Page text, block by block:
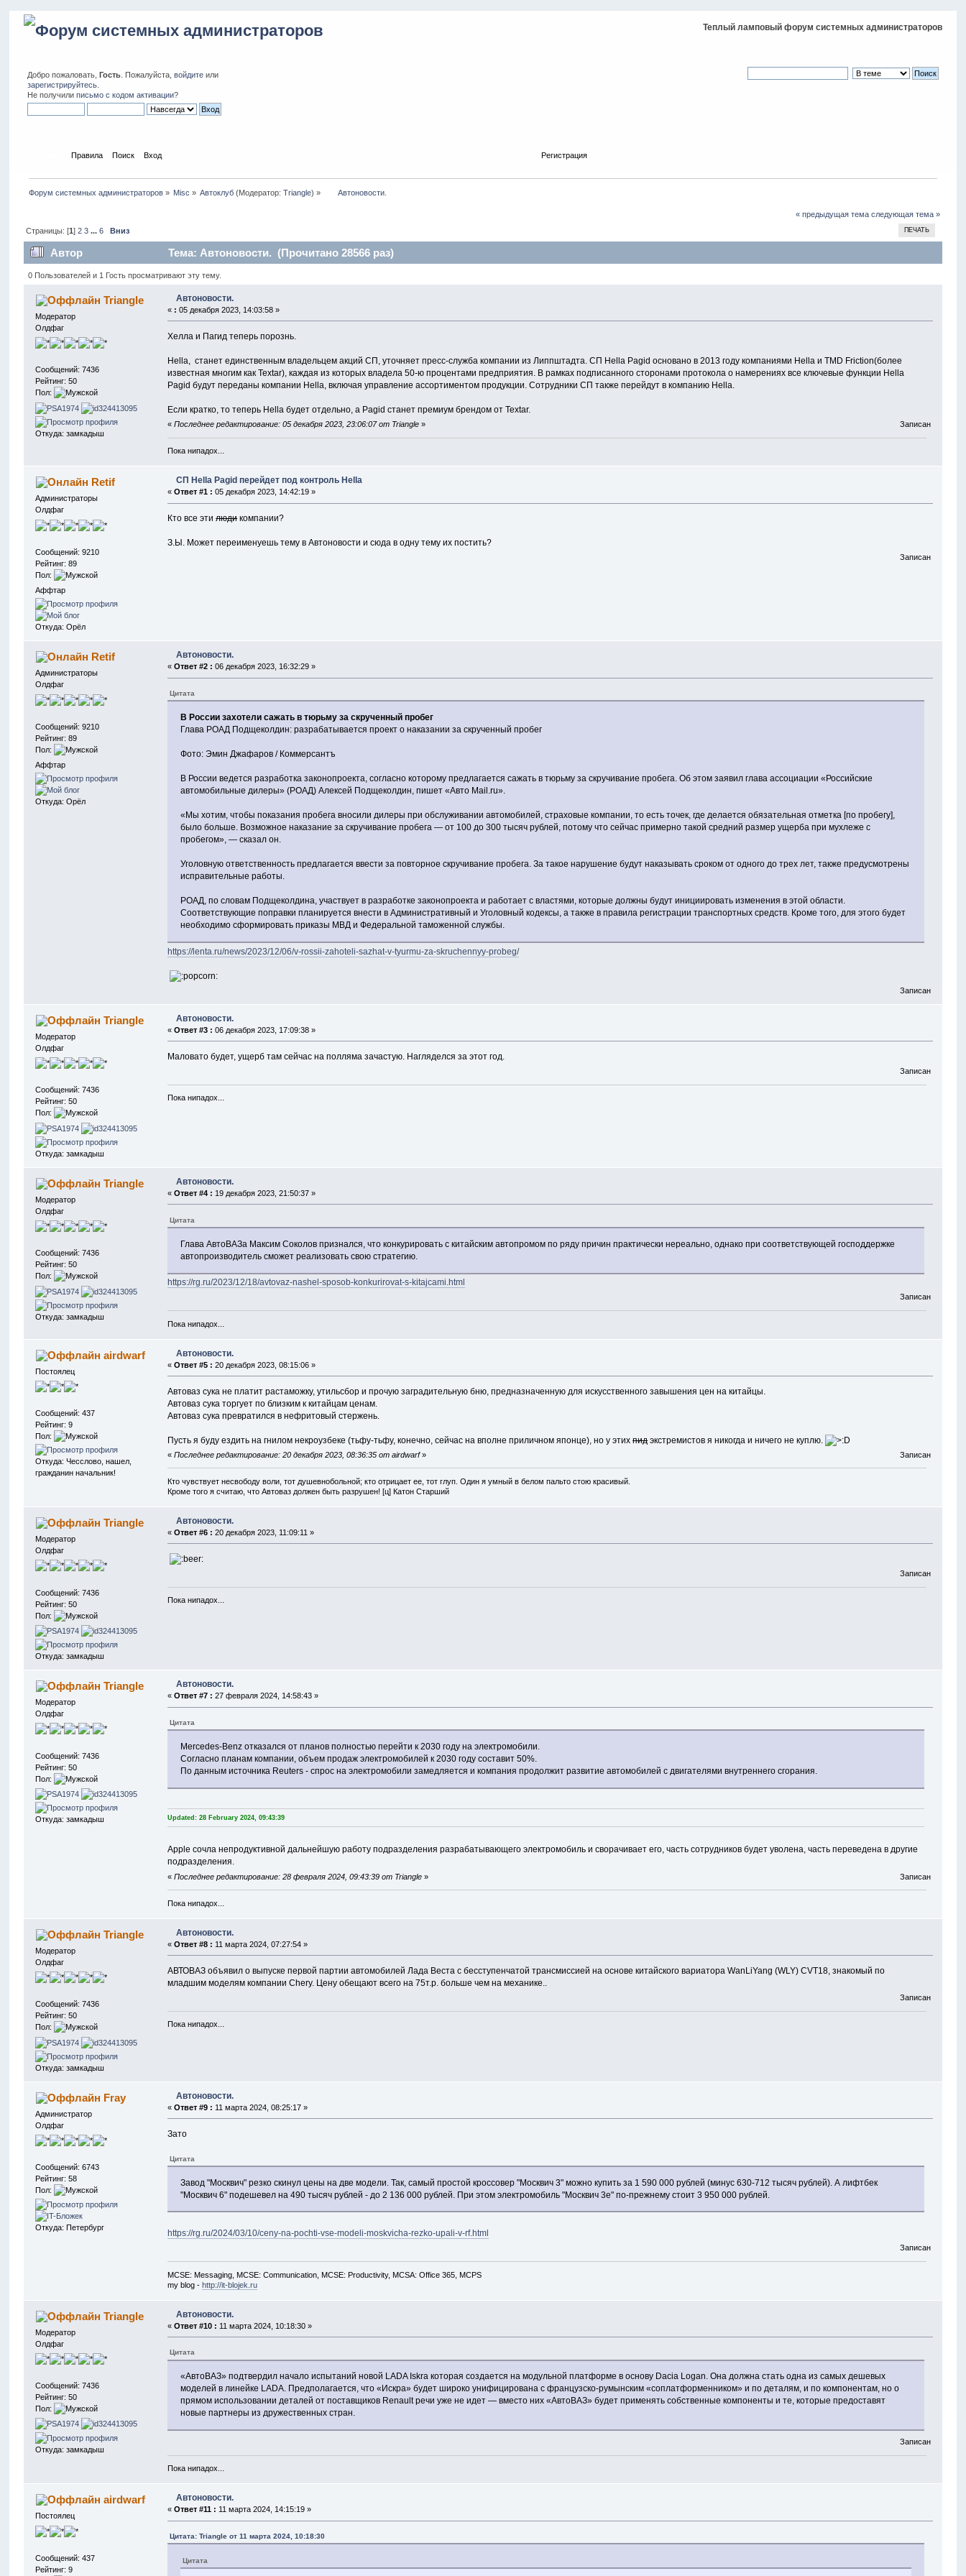
Теплый ламповый форум системных администраторов
Добро пожаловать,Гость . Пожалуйста,войдите или
зарегистрируйтесь
Не получилиписьмо с кодом активации?
Правила Поиск Вход Регистрация
Форум системных администраторов» Misc » Автоклуб (Модератор:Triangle) »
      Автоновости.
« предыдущая тема следующая тема »
ПЕЧАТЬ
Страницы: [1] 2 3 ... 6 Вниз
Автор Тема: Автоновости. (Прочитано 28566 раз)
0 Пользователей и 1 Гость просматривают эту тему.
Triangle
Модератор
Олдфаг
Сообщений: 7436
Рейтинг: 50
Пол:
Откуда: замкадыш
Автоновости.
« : 05 декабря 2023, 14:03:58 »
Хелла и Пагид теперь порознь.
Hella, станет единственным владельцем акций СП, уточняет пресс-служба компании из Липпштадта. СП Hella Pagid основано в 2013 году компаниями Hella и TMD Friction(более
известная многим как Textar), каждая из которых владела 50-ю процентами предприятия. В рамках подписанного сторонами протокола о намерениях все ключевые функции Hella
Pagid будут переданы компании Hella, включая управление ассортиментом продукции. Сотрудники СП также перейдут в компанию Hella.
Если кратко, то теперь Hella будет отдельно, а Pagid станет премиум брендом от Textar.
«Последнее редактирование: 05 декабря 2023, 23:06:07 от Triangle » Записан
Пока нипадох...
Retif
Администраторы
Олдфаг
Сообщений: 9210
Рейтинг: 89
Пол:
Аффтар
Откуда: Орёл
СП Hella Pagid перейдет под контроль Hella
«Ответ #1 : 05 декабря 2023, 14:42:19 »
Кто все этилюдикомпании?
З.Ы. Может переименуешь тему в Автоновости и сюда в одну тему их постить?
Записан
Retif
Администраторы
Олдфаг
Сообщений: 9210
Рейтинг: 89
Пол:
Аффтар
Откуда: Орёл
Автоновости.
«Ответ #2 : 06 декабря 2023, 16:32:29 »
Цитата
В России захотели сажать в тюрьму за скрученный пробег
Глава РОАД Подщеколдин: разрабатывается проект о наказании за скрученный пробег
Фото: Эмин Джафаров / Коммерсантъ
В России ведется разработка законопроекта, согласно которому предлагается сажать в тюрьму за скручивание пробега. Об этом заявил глава ассоциации «Российские
автомобильные дилеры» (РОАД) Алексей Подщеколдин, пишет «Авто Mail.ru».
«Мы хотим, чтобы показания пробега вносили дилеры при обслуживании автомобилей, страховые компании, то есть точек, где делается обязательная отметка [по пробегу],
было больше. Возможное наказание за скручивание пробега — от 100 до 300 тысяч рублей, потому что сейчас примерно такой средний размер ущерба при мухлеже с
пробегом», — сказал он.
Уголовную ответственность предлагается ввести за повторное скручивание пробега. За такое нарушение будут наказывать сроком от одного до трех лет, также предусмотрены
исправительные работы.
РОАД, по словам Подщеколдина, участвует в разработке законопроекта и работает с властями, которые должны будут инициировать изменения в этой области.
Соответствующие поправки планируется внести в Административный и Уголовный кодексы, а также в правила регистрации транспортных средств. Кроме того, для этого будет
необходимо сформировать приказы МВД и Федеральной таможенной службы.
https://lenta.ru/news/2023/12/06/v-rossii-zahoteli-sazhat-v-tyurmu-za-skruchennyy-probeg/
Записан
Triangle
Модератор
Олдфаг
Сообщений: 7436
Рейтинг: 50
Пол:
Откуда: замкадыш
Автоновости.
«Ответ #3 : 06 декабря 2023, 17:09:38 »
Маловато будет, ущерб там сейчас на полляма зачастую. Нагляделся за этот год.
Записан
Пока нипадох...
Triangle
Модератор
Олдфаг
Сообщений: 7436
Рейтинг: 50
Пол:
Откуда: замкадыш
Автоновости.
«Ответ #4 : 19 декабря 2023, 21:50:37 »
Цитата
Глава АвтоВАЗа Максим Соколов признался, что конкурировать с китайским автопромом по ряду причин практически нереально, однако при соответствующей господдержке
автопроизводитель сможет реализовать свою стратегию.
https://rg.ru/2023/12/18/avtovaz-nashel-sposob-konkurirovat-s-kitajcami.html
Записан
Пока нипадох...
airdwarf
Постоялец
Сообщений: 437
Рейтинг: 9
Пол:
Откуда: Чесслово, нашел,
гражданин начальник!
Автоновости.
«Ответ #5 : 20 декабря 2023, 08:15:06 »
Автоваз сука не платит растаможку, утильсбор и прочую заградительную бню, предназначенную для искусственного завышения цен на китайцы.
Автоваз сука торгует по близким к китайцам ценам.
Автоваз сука превратился в нефритовый стержень.
Пусть я буду ездить на гнилом некроузбеке (тьфу-тьфу, конечно, сейчас на вполне приличном японце), но у этихпидэкстремистов я никогда и ничего не куплю.
«Последнее редактирование: 20 декабря 2023, 08:36:35 от airdwarf» Записан
Кто чувствует несвободу воли, тот душевнобольной; кто отрицает ее, тот глуп. Один я умный в белом пальто стою красивый.
Кроме того я считаю, что Автоваз должен быть разрушен! [ц] Катон Старший
Triangle
Модератор
Олдфаг
Сообщений: 7436
Рейтинг: 50
Пол:
Откуда: замкадыш
Автоновости.
«Ответ #6 : 20 декабря 2023, 11:09:11 »
Записан
Пока нипадох...
Triangle
Модератор
Олдфаг
Сообщений: 7436
Рейтинг: 50
Пол:
Откуда: замкадыш
Автоновости.
«Ответ #7 : 27 февраля 2024, 14:58:43 »
Цитата
Mercedes-Benz отказался от планов полностью перейти к 2030 году на электромобили.
Согласно планам компании, объем продаж электромобилей к 2030 году составит 50%.
По данным источника Reuters - спрос на электромобили замедляется и компания продолжит развитие автомобилей с двигателями внутреннего сгорания.
Updated: 28 February 2024, 09:43:39
Apple сочла непродуктивной дальнейшую работу подразделения разрабатывающего электромобиль и сворачивает его, часть сотрудников будет уволена, часть переведена в другие
подразделения.
«Последнее редактирование: 28 февраля 2024, 09:43:39 от Triangle » Записан
Пока нипадох...
Triangle
Модератор
Олдфаг
Сообщений: 7436
Рейтинг: 50
Пол:
Откуда: замкадыш
Автоновости.
«Ответ #8 : 11 марта 2024, 07:27:54 »
АВТОВАЗ объявил о выпуске первой партии автомобилей Лада Веста с бесступенчатой трансмиссией на основе китайского вариатора WanLiYang (WLY) CVT18, знакомый по
младшим моделям компании Chery. Цену обещают всего на 75т.р. больше чем на механике..
Записан
Пока нипадох...
Fray
Администратор
Олдфаг
Сообщений: 6743
Рейтинг: 58
Пол:
Откуда: Петербург
Автоновости.
«Ответ #9 : 11 марта 2024, 08:25:17 »
Зато
Цитата
Завод "Москвич" резко скинул цены на две модели. Так, самый простой кроссовер "Москвич 3" можно купить за 1 590 000 рублей (минус 630-712 тысяч рублей). А лифтбек
"Москвич 6" подешевел на 490 тысяч рублей - до 2 136 000 рублей. При этом электромобиль "Москвич 3е" по-прежнему стоит 3 950 000 рублей.
https://rg.ru/2024/03/10/ceny-na-pochti-vse-modeli-moskvicha-rezko-upali-v-rf.html
Записан
MCSE: Messaging, MCSE: Communication, MCSE: Productivity, MCSA: Office 365, MCPS
my blog -http://it-blojek.ru
Triangle
Модератор
Олдфаг
Сообщений: 7436
Рейтинг: 50
Пол:
Откуда: замкадыш
Автоновости.
«Ответ #10 : 11 марта 2024, 10:18:30 »
Цитата
«АвтоВАЗ» подтвердил начало испытаний новой LADA Iskra которая создается на модульной платформе в основу Dacia Logan. Она должна стать одна из самых дешевых
моделей в линейке LADA. Предполагается, что «Искра» будет широко унифицирована с французско-румынским «соплатформенником» и по деталям, и по компонентам, но о
прямом использовании деталей от поставщиков Renault речи уже не идет — вместо них «АвтоВАЗ» будет применять собственные компоненты и те, которые предоставят
новые партнеры из дружественных стран.
Записан
Пока нипадох...
airdwarf
Постоялец
Сообщений: 437
Рейтинг: 9
Автоновости.
«Ответ #11 : 11 марта 2024, 14:15:19 »
Цитата: Triangle от 11 марта 2024, 10:18:30
Цитата